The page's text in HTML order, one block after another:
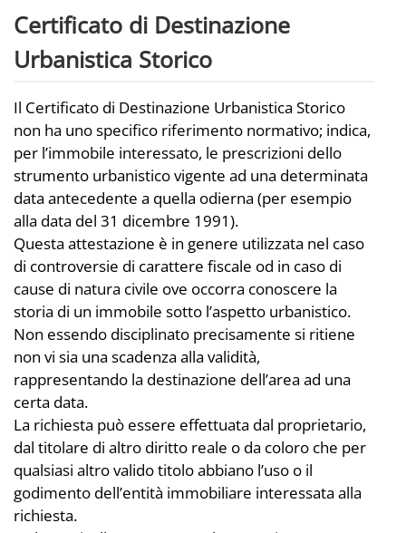
Certificato di Destinazione
Urbanistica Storico
Il Certificato di Destinazione Urbanistica Storico
non ha uno specifico riferimento normativo; indica,
per l’immobile interessato, le prescrizioni dello
strumento urbanistico vigente ad una determinata
data antecedente a quella odierna (per esempio
alla data del 31 dicembre 1991).
Questa attestazione è in genere utilizzata nel caso
di controversie di carattere fiscale od in caso di
cause di natura civile ove occorra conoscere la
storia di un immobile sotto l’aspetto urbanistico.
Non essendo disciplinato precisamente si ritiene
non vi sia una scadenza alla validità,
rappresentando la destinazione dell’area ad una
certa data.
La richiesta può essere effettuata dal proprietario,
dal titolare di altro diritto reale o da coloro che per
qualsiasi altro valido titolo abbiano l’uso o il
godimento dell’entità immobiliare interessata alla
richiesta.